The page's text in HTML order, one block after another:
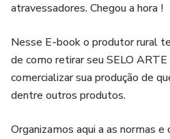
atravessadores. Chegou a hora !
Nesse E-book o produtor rural
de como retirar seu SELO
comercializar sua produção de
dentre outros produtos.
Organizamos aqui a as normas e